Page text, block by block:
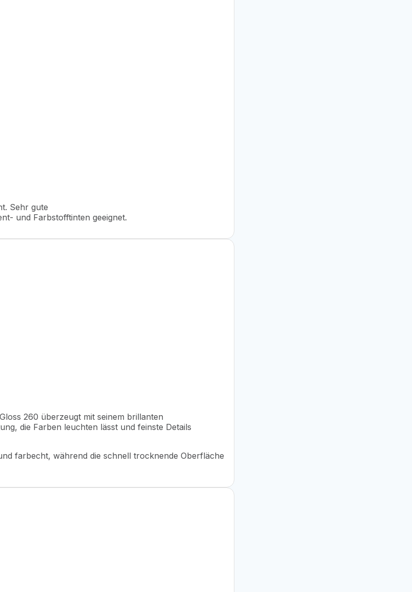
Sehr gute
und Farbstofftinten geeignet.
260 überzeugt mit seinem brillanten
die Farben leuchten lässt und feinste Details
farbecht, während die schnell trocknende Oberfläche